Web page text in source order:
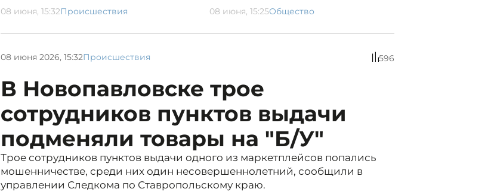
08 июня, 15:32Происшествия 08 июня, 15:25Общество
08 июня 2026, 15:32Происшествия 596
В Новопавловске трое
сотрудников пунктов выдачи
подменяли товары на "Б/У"
Трое сотрудников пунктов выдачи одного из маркетплейсов попались
мошенничестве, среди них один несовершеннолетний, сообщили в
управлении Следкома по Ставропольскому краю.